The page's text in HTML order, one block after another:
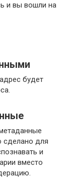
и вы вошли на
будет
сделано для
и
вместо